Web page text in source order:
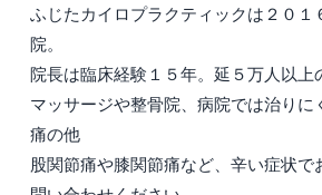
ふじたカイロプラクティックは２０１
院。
院長は臨床経験１５年。延５万人以上
マッサージや整骨院、病院では治りに
痛の他
股関節痛や膝関節痛など、辛い症状で